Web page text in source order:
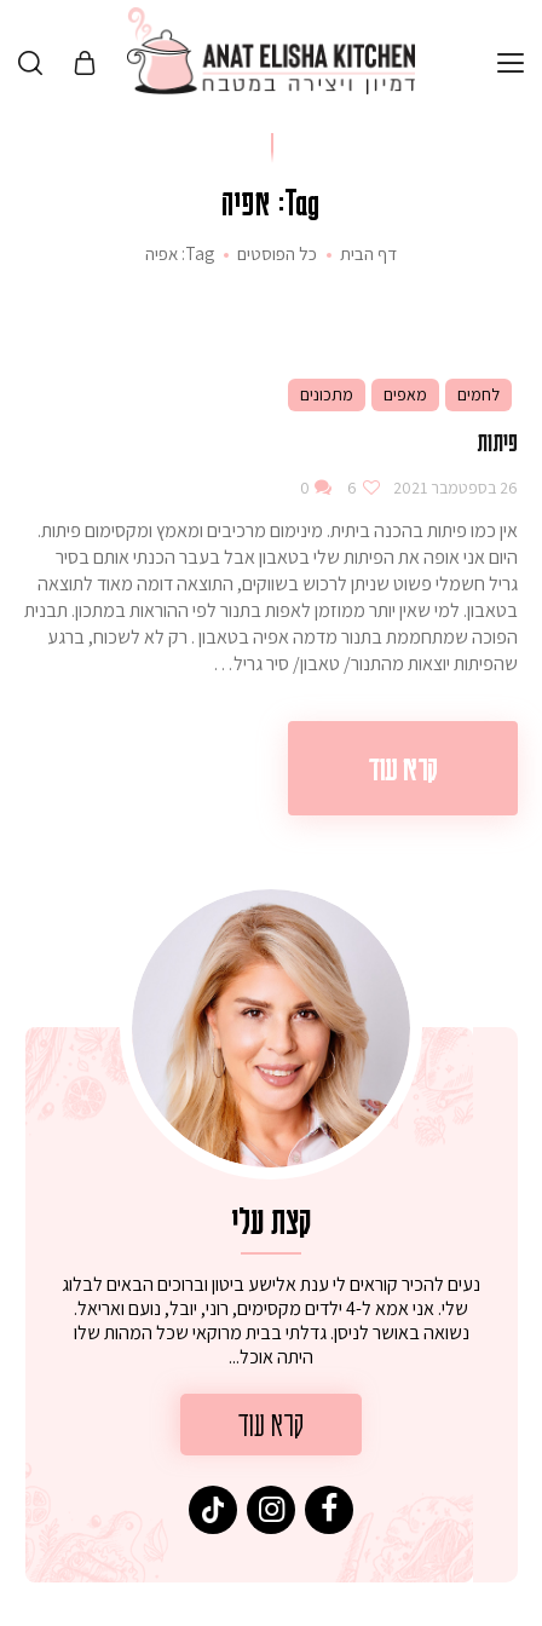
Tag: אפיה
דף הבית כל הפוסטים Tag: אפיה
לחמים מאפים מתכונים
פיתות
26 בספטמבר 2021 6
0
אין כמו פיתות בהכנה ביתית. מינימום מרכיבים ומאמץ ומקסימום פיתות.
היום אני אופה את הפיתות שלי בטאבון אבל בעבר הכנתי אותם בסיר
גריל חשמלי פשוט שניתן לרכוש בשווקים, התוצאה דומה מאוד לתוצאה
בטאבון. למי שאין יותר ממוזמן לאפות בתנור לפי ההוראות במתכון. תבנית
הפוכה שמתחממת בתנור מדמה אפיה בטאבון . רק לא לשכוח, ברגע
שהפיתות יוצאות מהתנור/ טאבון/ סיר גריל…
קרא עוד
קצת עלי
נעים להכיר קוראים לי ענת אלישע ביטון וברוכים הבאים לבלוג
שלי. אני אמא ל-4 ילדים מקסימים, רוני, יובל, נועם ואריאל.
נשואה באושר לניסן. גדלתי בבית מרוקאי שכל המהות שלו
היתה אוכל...
קרא עוד